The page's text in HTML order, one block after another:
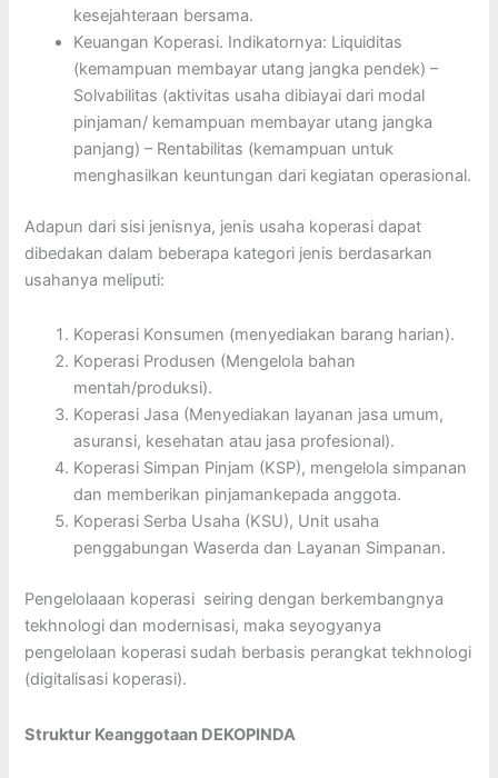
kesejahteraan bersama.
Keuangan Koperasi. Indikatornya: Liquiditas
(kemampuan membayar utang jangka pendek) –
Solvabilitas (aktivitas usaha dibiayai dari modal
pinjaman/ kemampuan membayar utang jangka
panjang) – Rentabilitas (kemampuan untuk
menghasilkan keuntungan dari kegiatan operasional.
Adapun dari sisi jenisnya, jenis usaha koperasi dapat
dibedakan dalam beberapa kategori jenis berdasarkan
usahanya meliputi:
Koperasi Konsumen (menyediakan barang harian).
Koperasi Produsen (Mengelola bahan
mentah/produksi).
Koperasi Jasa (Menyediakan layanan jasa umum,
asuransi, kesehatan atau jasa profesional).
Koperasi Simpan Pinjam (KSP), mengelola simpanan
dan memberikan pinjamankepada anggota.
Koperasi Serba Usaha (KSU), Unit usaha
penggabungan Waserda dan Layanan Simpanan.
Pengelolaaan koperasi seiring dengan berkembangnya
tekhnologi dan modernisasi, maka seyogyanya
pengelolaan koperasi sudah berbasis perangkat tekhnologi
(digitalisasi koperasi).
Struktur Keanggotaan DEKOPINDA